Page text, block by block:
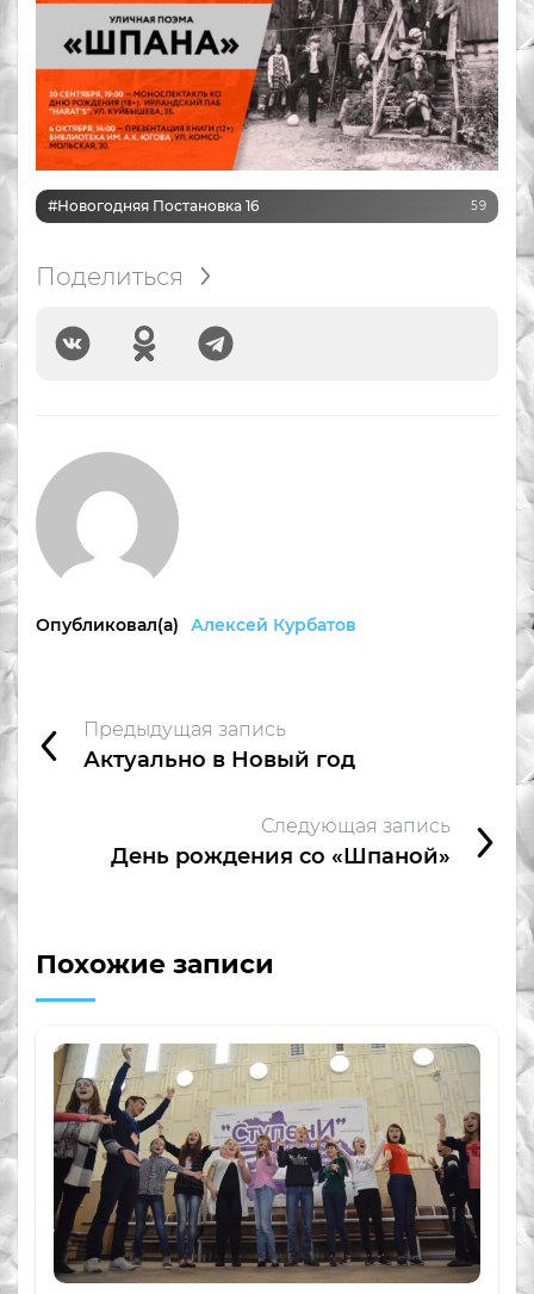
#Новогодняя Постановка 16 59
Поделиться
Опубликовал(а) Алексей Курбатов
Предыдущая запись
Актуально в Новый год
Следующая запись
День рождения со «Шпаной»
Похожие записи